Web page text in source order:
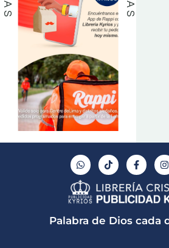
W
h
a
t
s
a
p
T
i
k
t
o
k
F
a
c
e
b
o
k
I
n
s
t
a
g
a
Palabra de Dios cada